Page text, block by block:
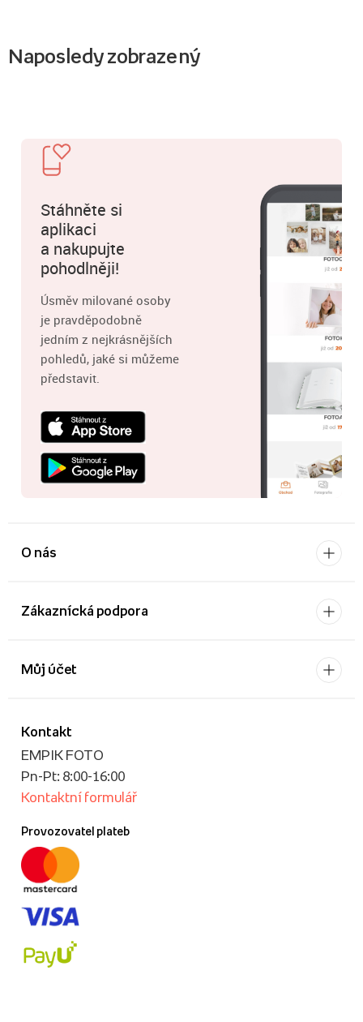
Naposledy zobrazený
Stáhněte si
aplikaci
a nakupujte
pohodlněji!
Úsměv milované osoby
je pravděpodobně
jedním z nejkrásnějších
pohledů, jaké si můžeme
představit.
O nás
Zákaznícká podpora
Kontakt
EMPIK FOTO
Pn-Pt: 8:00-16:00
Kontaktní formulář
Provozovatel plateb
Můj účet